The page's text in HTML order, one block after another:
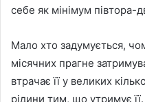
себе як мінімум півтора-
Мало хто задумується,
місячних прагне
втрачає її у великих
рідини тим, що утримує її.